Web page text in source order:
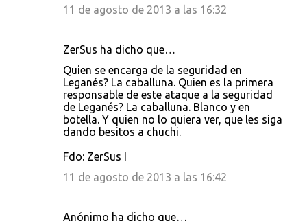
11 de agosto de 2013 a las 16:32
ZerSus ha dicho que…
Quien se encarga de la seguridad en
Leganés? La caballuna. Quien es la primera
responsable de este ataque a la seguridad
de Leganés? La caballuna. Blanco y en
botella. Y quien no lo quiera ver, que les siga
dando besitos a chuchi.
Fdo: ZerSus I
11 de agosto de 2013 a las 16:42
Anónimo ha dicho que…